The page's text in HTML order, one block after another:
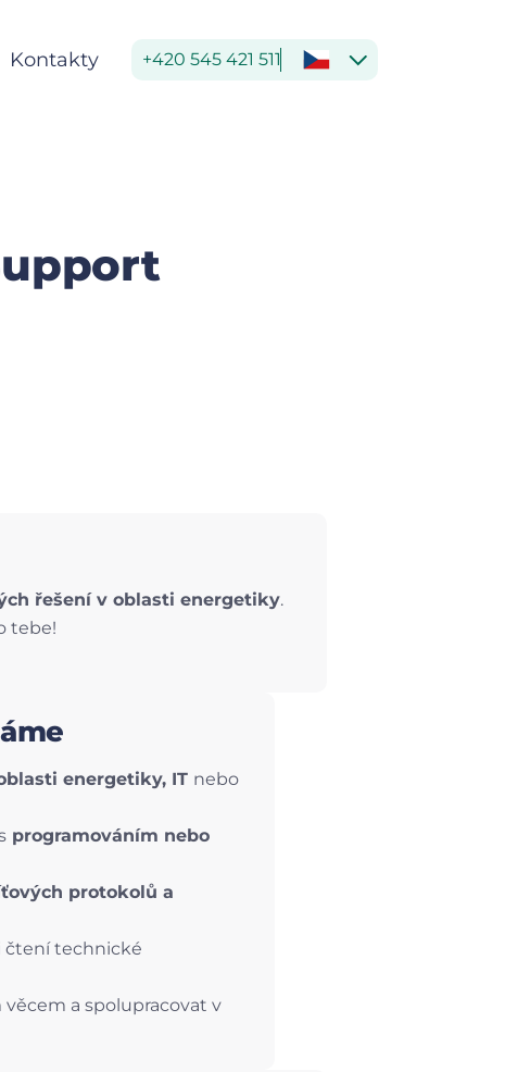
Kontakty +420 545 421 511
řešení v oblasti energetiky.
tebe!
energetiky, IT nebo
programováním nebo
protokolů a
čtení technické
věcem a spolupracovat v